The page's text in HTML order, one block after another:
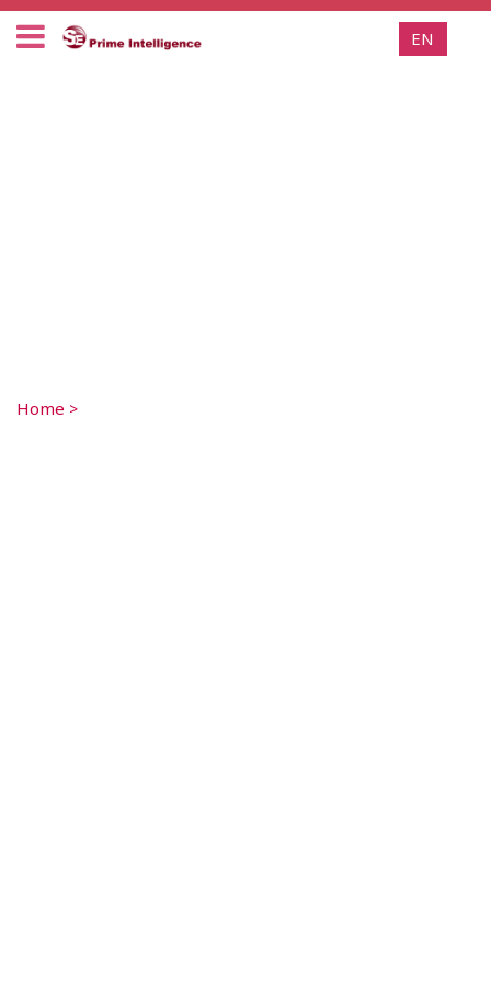
EN
Home >